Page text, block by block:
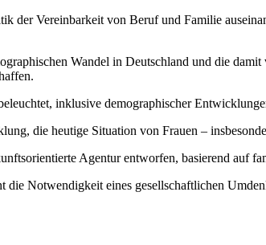
der Vereinbarkeit von Beruf und Familie
Wandel in Deutschland und die
inklusive demographischer
die heutige Situation von Frauen –
Agentur entworfen, basierend auf
die Notwendigkeit eines gesellschaftlichen